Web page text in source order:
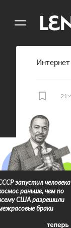
запустил человека
раньше, чем по
США разрешили
браки